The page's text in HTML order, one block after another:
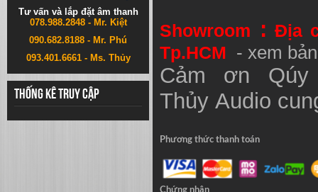
Tư vấn và lắp đặt âm thanh
078.988.2848 - Mr. Kiệt
090.682.8188 - Mr. Phú
093.401.6661 - Ms. Thủy
Thống kê truy cập
Showroom : Địa
Tp.HCM - xem
Cảm ơn
Thủy Audio
Phương thức thanh toán